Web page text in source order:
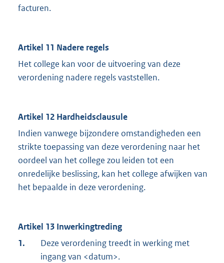
facturen.
Artikel 11 Nadere regels
Het college kan voor de uitvoering van deze
verordening nadere regels vaststellen.
Artikel 12 Hardheidsclausule
Indien vanwege bijzondere omstandigheden een
strikte toepassing van deze verordening naar het
oordeel van het college zou leiden tot een
onredelijke beslissing, kan het college afwijken van
het bepaalde in deze verordening.
Artikel 13 Inwerkingtreding
1.
Deze verordening treedt in werking met
ingang van <datum>.